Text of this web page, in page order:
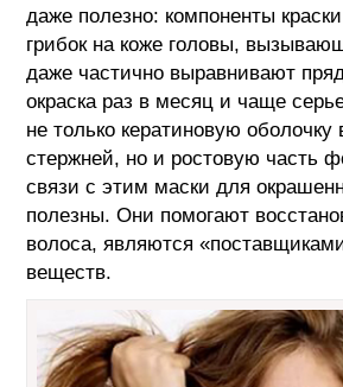
даже полезно: компоненты
грибок на коже головы,
даже частично выравнивают
окраска раз в месяц и чаще
не только кератиновую оболочку
стержней, но и ростовую часть
связи с этим маски для
полезны. Они помогают
волоса, являются
веществ.